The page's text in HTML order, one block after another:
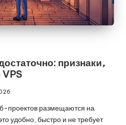
признаки,
VPS
проектов размещаются на
удобно, быстро и не требует